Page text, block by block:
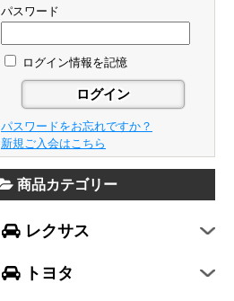
パスワード
ログイン情報を記憶
パスワードをお忘れですか？
新規ご入会はこちら
商品カテゴリー
レクサス
GS
GS F
NX
RX
LX570
RC
LC
トヨタ
アベンシス
カローラ フィールダー
プリウスα
FJクルーザー
CH-R
ハリアー
86
セレナ
エルグランド
エクストレイル
ティアナ
スカイライン
ジェイド
フリード
N-ONE
N-BOX
N-BOX SLASH
N-BOX+
N-WGN
グレイス
フレア
フレアワゴン
フレアクロスオーバー
キャロル
デミオ
アクセラ スポーツ
アテンザ ワゴン
レガシィ B4
レガシィ アウトバック
WRX S4
ミラ イース
ミラ
ミラ ココア
スペーシア